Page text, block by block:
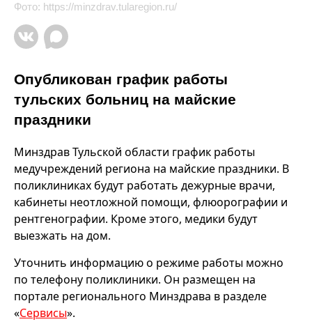
Фото: https://minzdrav.tularegion.ru/
Опубликован график работы
тульских больниц на майские
праздники
Минздрав Тульской области график работы
медучреждений региона на майские праздники. В
поликлиниках будут работать дежурные врачи,
кабинеты неотложной помощи, флюорографии и
рентгенографии. Кроме этого, медики будут
выезжать на дом.
Уточнить информацию о режиме работы можно
по телефону поликлиники. Он размещен на
портале регионального Минздрава в разделе
«Сервисы».